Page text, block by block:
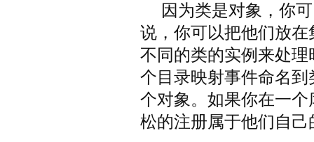
因为类是对象，你
说，你可以把他们放
不同的类的实例来处
个目录映射事件命名
个对象。如果你在一
松的注册属于他们自己